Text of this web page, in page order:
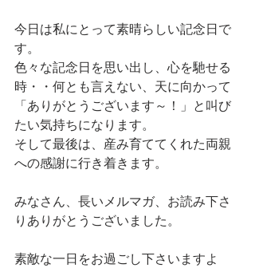
今日は私にとって素晴らしい記念日で
す。
色々な記念日を思い出し、心を馳せる
時・・何とも言えない、天に向かって
「ありがとうございます～！」と叫び
たい気持ちになります。
そして最後は、産み育ててくれた両親
への感謝に行き着きます。
みなさん、長いメルマガ、お読み下さ
りありがとうございました。
素敵な一日をお過ごし下さいますよ